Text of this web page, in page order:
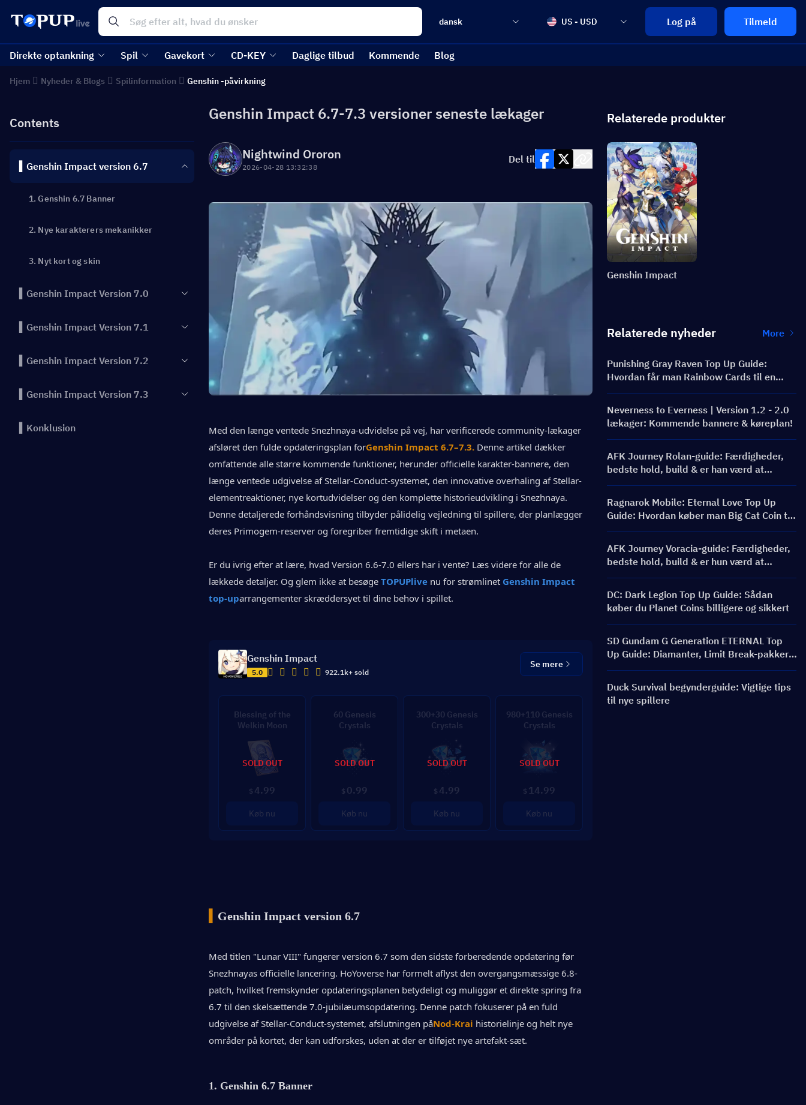
dansk US - USD Log på Tilmeld
Direkte optankning Spil Gavekort CD-KEY Daglige tilbud Kommende Blog
Hjem Nyheder & Blogs Spilinformation Genshin -påvirkning
Contents
▍Genshin Impact version 6.7
1. Genshin 6.7 Banner
2. Nye karakterers mekanikker
3. Nyt kort og skin
▍Genshin Impact Version 7.0
▍Genshin Impact Version 7.1
▍Genshin Impact Version 7.2
▍Genshin Impact Version 7.3
▍Konklusion
Genshin Impact 6.7-7.3 versioner seneste lækager
Nightwind Ororon
2026-04-28 13:32:38
Del til
Med den længe ventede Snezhnaya-udvidelse på vej, har verificerede community-lækager
afsløret den fulde opdateringsplan forGenshin Impact 6.7–7.3. Denne artikel dækker
omfattende alle større kommende funktioner, herunder officielle karakter-bannere, den
længe ventede udgivelse af Stellar-Conduct-systemet, den innovative overhaling af Stellar-
elementreaktioner, nye kortudvidelser og den komplette historieudvikling i Snezhnaya.
Denne detaljerede forhåndsvisning tilbyder pålidelig vejledning til spillere, der planlægger
deres Primogem-reserver og foregriber fremtidige skift i metaen.
Er du ivrig efter at lære, hvad Version 6.6-7.0 ellers har i vente? Læs videre for alle de
lækkede detaljer. Og glem ikke at besøge TOPUPlive nu for strømlinet Genshin Impact
top-uparrangementer skræddersyet til dine behov i spillet.
Genshin Impact
5.0 922.1k+ sold
Se mere
Blessing of the
Welkin Moon
$ 4.99
Køb nu
SOLD OUT
60 Genesis
Crystals
$ 0.99
Køb nu
SOLD OUT
300+30 Genesis
Crystals
$ 4.99
Køb nu
SOLD OUT
980+110 Genesis
Crystals
$ 14.99
Køb nu
SOLD OUT
Genshin Impact version 6.7
Med titlen "Lunar VIII" fungerer version 6.7 som den sidste forberedende opdatering før
Snezhnayas officielle lancering. HoYoverse har formelt aflyst den overgangsmæssige 6.8-
patch, hvilket fremskynder opdateringsplanen betydeligt og muliggør et direkte spring fra
6.7 til den skelsættende 7.0-jubilæumsopdatering. Denne patch fokuserer på en fuld
udgivelse af Stellar-Conduct-systemet, afslutningen påNod-Krai historielinje og helt nye
områder på kortet, der kan udforskes, uden at der er tilføjet nye artefakt-sæt.
1. Genshin 6.7 Banner
Relaterede produkter
Genshin Impact
Relaterede nyheder More
Punishing Gray Raven Top Up Guide:
Hvordan får man Rainbow Cards til en
bedre pris?
Neverness to Everness | Version 1.2 - 2.0
lækager: Kommende bannere & køreplan!
AFK Journey Rolan-guide: Færdigheder,
bedste hold, build & er han værd at
trække?
Ragnarok Mobile: Eternal Love Top Up
Guide: Hvordan køber man Big Cat Coin til
en bedre pris?
AFK Journey Voracia-guide: Færdigheder,
bedste hold, build & er hun værd at
trække?
DC: Dark Legion Top Up Guide: Sådan
køber du Planet Coins billigere og sikkert
SD Gundam G Generation ETERNAL Top
Up Guide: Diamanter, Limit Break-pakker,
priser og genopfyldningsmetoder
Duck Survival begynderguide: Vigtige tips
til nye spillere